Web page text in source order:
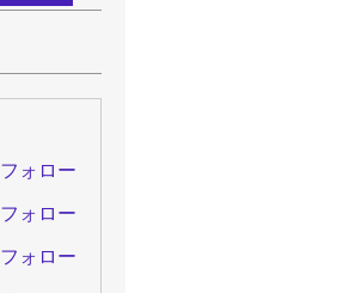
フォロー
フォロー
フォロー